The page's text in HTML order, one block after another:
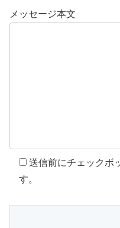
メッセージ本文
送信前にチェックボ
す。